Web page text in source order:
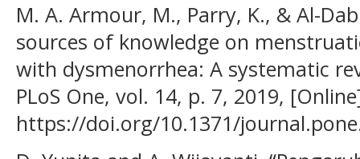
M. A. Armour, M., Parry, K., & Al-
sources of knowledge on
with dysmenorrhea: A systematic
PLoS One, vol. 14, p. 7, 2019,
https://doi.org/10.1371/